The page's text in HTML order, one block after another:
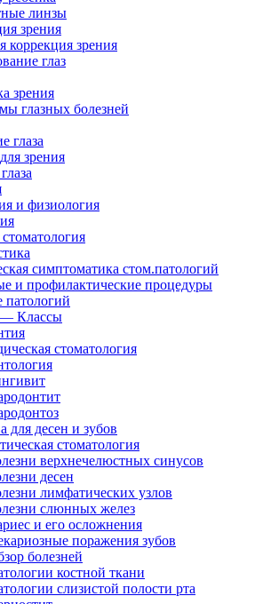
линзы
зрения
коррекция зрения
глаз
зрения
глазных болезней
глаза
зрения
и физиология
симптоматика стом.патологий
и профилактические процедуры
патологий
Классы
стоматология
для десен и зубов
стоматология
верхнечелюстных синусов
десен
лимфатических узлов
слюнных желез
и его осложнения
поражения зубов
болезней
костной ткани
слизистой полости рта